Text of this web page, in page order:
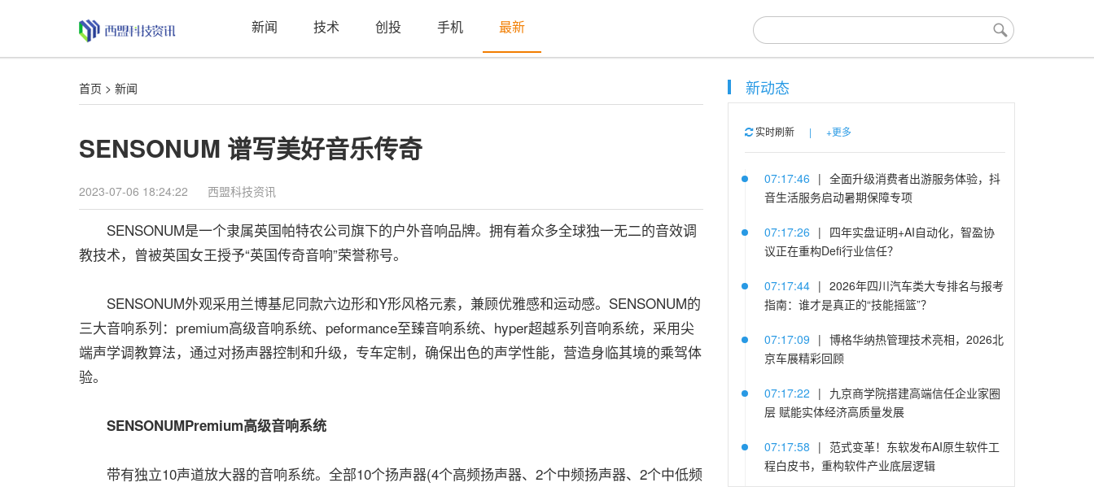
新闻 技术 创投 手机 最新
首页 > 新闻
SENSONUM 谱写美好音乐传奇
2023-07-06 18:24:22 西盟科技资讯
SENSONUM是一个隶属英国帕特农公司旗下的户外音响品牌。拥有着众多全球独一无二的音效调
教技术，曾被英国女王授予“英国传奇音响”荣誉称号。
SENSONUM外观采用兰博基尼同款六边形和Y形风格元素，兼顾优雅感和运动感。SENSONUM的
三大音响系列：premium高级音响系统、peformance至臻音响系统、hyper超越系列音响系统，采用尖
端声学调教算法，通过对扬声器控制和升级，专车定制，确保出色的声学性能，营造身临其境的乘驾体
验。
SENSONUMPremium高级音响系统
带有独立10声道放大器的音响系统。全部10个扬声器(4个高频扬声器、2个中频扬声器、2个中低频
新动态
实时刷新 | +更多
07:17:46 | 全面升级消费者出游服务体验，抖
音生活服务启动暑期保障专项
07:17:26 | 四年实盘证明+AI自动化，智盈协
议正在重构Defi行业信任？
07:17:44 | 2026年四川汽车类大专排名与报考
指南：谁才是真正的“技能摇篮”？
07:17:09 | 博格华纳热管理技术亮相，2026北
京车展精彩回顾
07:17:22 | 九京商学院搭建高端信任企业家圈
层 赋能实体经济高质量发展
07:17:58 | 范式变革！东软发布AI原生软件工
程白皮书，重构软件产业底层逻辑